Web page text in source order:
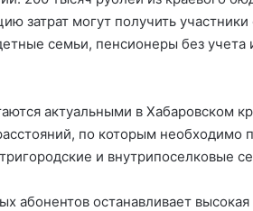
затрат могут получить
семьи, пенсионеры без учета
актуальными в Хабаровском
по которым необходимо
и внутрипоселковые
абонентов останавливает